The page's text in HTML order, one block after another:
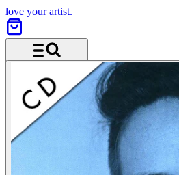
love your artist.